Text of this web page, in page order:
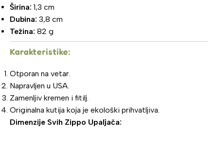
Širina: 1,3 cm
Dubina: 3,8 cm
Težina: 82 g
Karakteristike:
Otporan na vetar.
Napravljen u USA.
Zamenljiv kremen i fitilj.
Originalna kutija koja je ekološki prihvatljiva.
Dimenzije Svih Zippo Upaljača: